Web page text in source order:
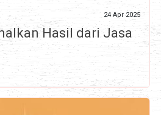
24 Apr 2025
Hasil dari Jasa